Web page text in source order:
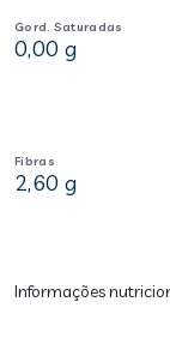
Gord. Saturadas
0,00 g
Fibras
2,60 g
Informações